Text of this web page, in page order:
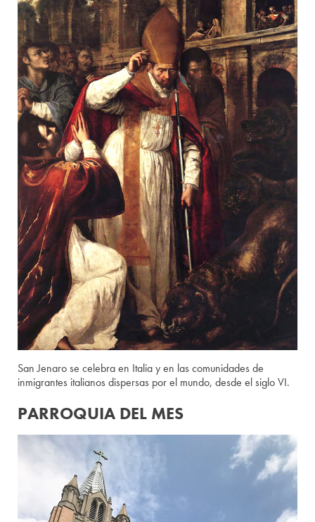
San Jenaro se celebra en Italia y en las comunidades de
inmigrantes italianos dispersas por el mundo, desde el siglo VI.
PARROQUIA DEL MES